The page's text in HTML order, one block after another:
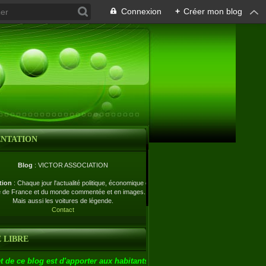
Connexion + Créer mon blog
Blog : VICTOR ASSOCIATION
: Chaque jour l'actualité politique, économique et
de France et du monde commentée et en images.
Mais aussi les voitures de légende.
Contact
LIBRE
de ce blog est d'apporter aux habitants